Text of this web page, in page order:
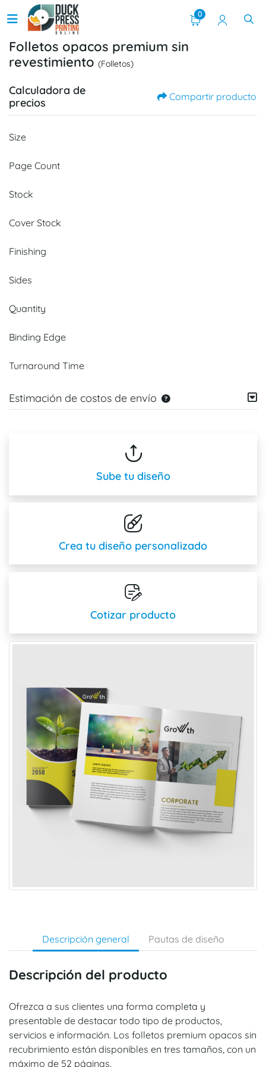
0
Folletos opacos premium sin
revestimiento (Folletos)
Calculadora de
precios
Compartir producto
Size
Page Count
Stock
Cover Stock
Finishing
Sides
Quantity
Binding Edge
Turnaround Time
Estimación de costos de envío
Sube tu diseño
Crea tu diseño personalizado
Cotizar producto
Descripción general Pautas de diseño
Descripción del producto
Ofrezca a sus clientes una forma completa y
presentable de destacar todo tipo de productos,
servicios e información. Los folletos premium opacos sin
recubrimiento están disponibles en tres tamaños, con un
máximo de 52 páginas.